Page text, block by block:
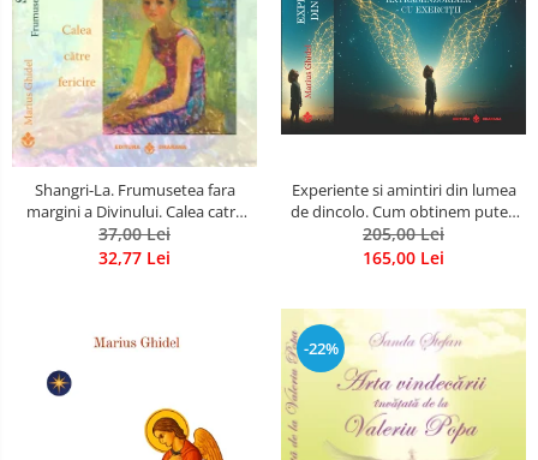
Shangri-La. Frumusetea fara
margini a Divinului. Calea catre
fericire
37,00 Lei
32,77 Lei
Experiente si amintiri din lumea
de dincolo. Cum obtinem puteri
extrasenzoriale - cu exercitii
205,00 Lei
165,00 Lei
-22%